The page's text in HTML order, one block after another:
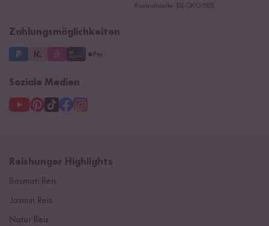
Kontrollstelle: DE-ÖKO-005
Zahlungsmöglichkeiten
Soziale Medien
Reishunger Highlights
Basmati Reis
Jasmin Reis
Natur Reis